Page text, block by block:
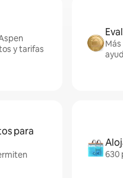
y tarifas
para
630